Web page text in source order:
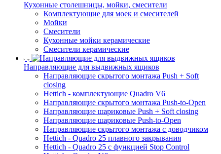
Кухонные столешницы, мойки, смесители
Комплектующие для моек и смесителей
Мойки
Смесители
Кухонные мойки керамические
Смесители керамические
Направляющие для выдвижных ящиков
Направляющие скрытого монтажа Push + Soft
closing
Hettich - комплектующие Quadro V6
Направляющие скрытого монтажа Push-to-Open
Направляющие шариковые Push + Soft closing
Направляющие шариковые Push-to-Open
Направляющие скрытого монтажа с доводчиком
Hettich - Quadro 25 плавного закрывания
Hettich - Quadro 25 с функцией Stop Control